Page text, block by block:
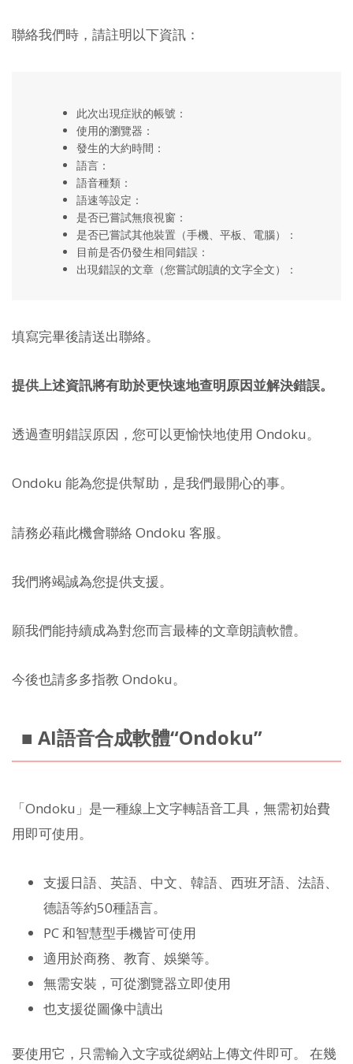
聯絡我們時，請註明以下資訊：
此次出現症狀的帳號：
使用的瀏覽器：
發生的大約時間：
語言：
語音種類：
語速等設定：
是否已嘗試無痕視窗：
是否已嘗試其他裝置（手機、平板、電腦）：
目前是否仍發生相同錯誤：
出現錯誤的文章（您嘗試朗讀的文字全文）：
填寫完畢後請送出聯絡。
提供上述資訊將有助於更快速地查明原因並解決錯誤。
透過查明錯誤原因，您可以更愉快地使用 Ondoku。
Ondoku 能為您提供幫助，是我們最開心的事。
請務必藉此機會聯絡 Ondoku 客服。
我們將竭誠為您提供支援。
願我們能持續成為對您而言最棒的文章朗讀軟體。
今後也請多多指教 Ondoku。
■ AI語音合成軟體“Ondoku”
「Ondoku」是一種線上文字轉語音工具，無需初始費
用即可使用。
支援日語、英語、中文、韓語、西班牙語、法語、
德語等約50種語言。
PC 和智慧型手機皆可使用
適用於商務、教育、娛樂等。
無需安裝，可從瀏覽器立即使用
也支援從圖像中讀出
要使用它，只需輸入文字或從網站上傳文件即可。 在幾